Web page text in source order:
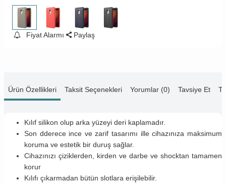
Fiyat Alarmı Paylaş
Ürün Özellikleri Taksit Seçenekleri Yorumlar (0) Tavsiye Et
Kılıf silikon olup arka yüzeyi deri kaplamadır.
Son dderece ince ve zarif tasarımı ille cihazınıza maksimum
koruma ve estetik bir duruş sağlar.
Cihazınızı çiziklerden, kirden ve darbe ve shocktan tamamen
korur
Kılıfı çıkarmadan bütün slotlara erişilebilir.